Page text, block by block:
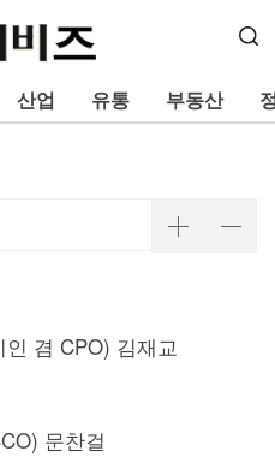
산업 유통 부동산
겸 CPO) 김재교
문찬걸